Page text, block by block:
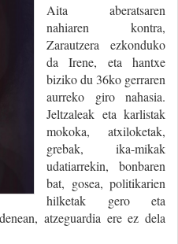
Aita aberatsaren
nahiaren kontra,
Zarautzera ezkonduko
da Irene, eta hantxe
biziko du 36ko gerraren
aurreko giro nahasia.
Jeltzaleak eta karlistak
mokoka, atxiloketak,
grebak, ika-mikak
udatiarrekin, bonbaren
bat, gosea, politikarien
hilketak gero eta
atzeguardia ere ez dela